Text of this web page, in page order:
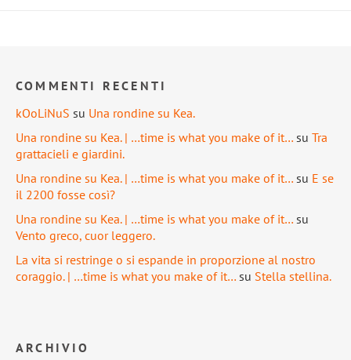
COMMENTI RECENTI
kOoLiNuS su Una rondine su Kea.
Una rondine su Kea. | …time is what you make of it… su Tra
grattacieli e giardini.
Una rondine su Kea. | …time is what you make of it… su E se
il 2200 fosse così?
Una rondine su Kea. | …time is what you make of it… su
Vento greco, cuor leggero.
La vita si restringe o si espande in proporzione al nostro
coraggio. | …time is what you make of it… su Stella stellina.
ARCHIVIO